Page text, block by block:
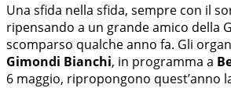
Una sfida nella sfida, sempre con il
ripensando a un grande amico della
scomparso qualche anno fa. Gli
Gimondi Bianchi, in programma a
6 maggio, ripropongono quest’anno